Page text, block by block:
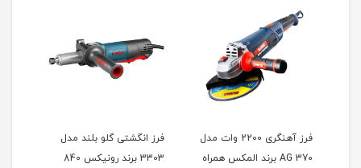
فرز آهنگری 2200 وات مدل
370 AG برند المکس همراه
فرز انگشتی گلو بلند مدل
3303 برند رونیکس 840